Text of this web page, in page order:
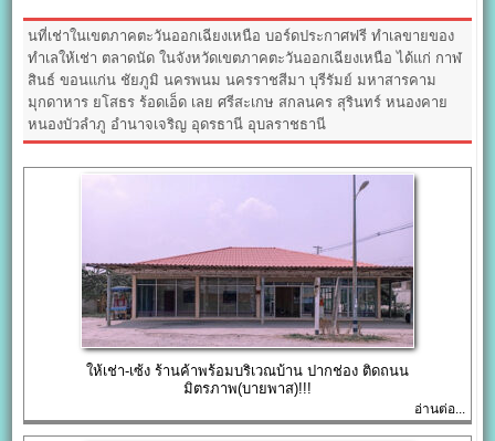
นที่เช่าในเขตภาคตะวันออกเฉียงเหนือ บอร์ดประกาศฟรี ทำเลขายของ
ทำเลให้เช่า ตลาดนัด ในจังหวัดเขตภาคตะวันออกเฉียงเหนือ ได้แก่ กาฬ
สินธ์ ขอนแก่น ชัยภูมิ นครพนม นครราชสีมา บุรีรัมย์ มหาสารคาม
มุกดาหาร ยโสธร ร้อดเอ็ด เลย ศรีสะเกษ สกลนคร สุรินทร์ หนองคาย
หนองบัวลำภู อำนาจเจริญ อุดรธานี อุบลราชธานี
ให้เช่า-เซ้ง ร้านค้าพร้อมบริเวณบ้าน ปากช่อง ติดถนน
มิตรภาพ(บายพาส)!!!
อ่านต่อ...